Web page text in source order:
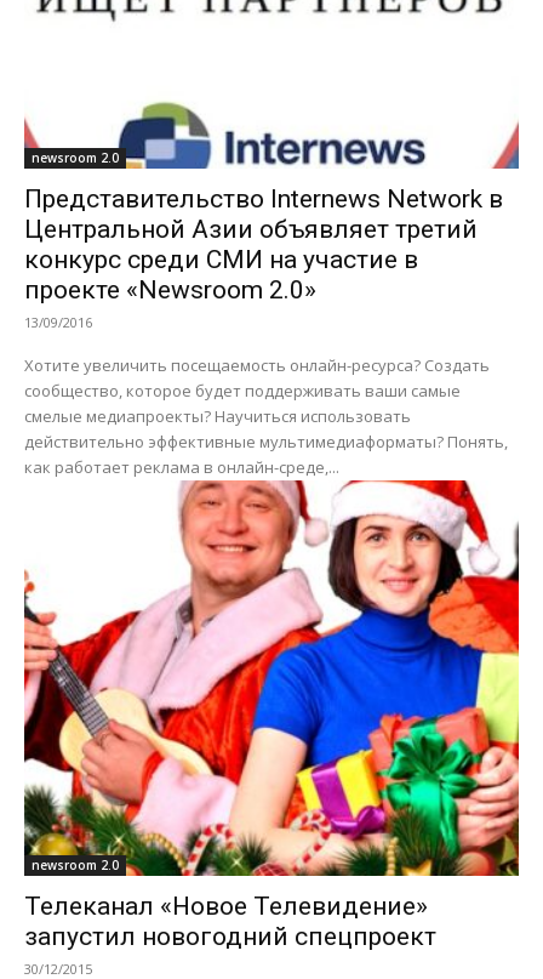
newsroom 2.0
Представительство Internews Network в
Центральной Азии объявляет третий
конкурс среди СМИ на участие в
проекте «Newsroom 2.0»
13/09/2016
Хотите увеличить посещаемость онлайн-ресурса? Создать
сообщество, которое будет поддерживать ваши самые
смелые медиапроекты? Научиться использовать
действительно эффективные мультимедиаформаты? Понять,
как работает реклама в онлайн-среде,...
newsroom 2.0
Телеканал «Новое Телевидение»
запустил новогодний спецпроект
30/12/2015